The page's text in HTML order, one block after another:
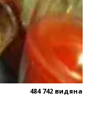
484 742 видяна